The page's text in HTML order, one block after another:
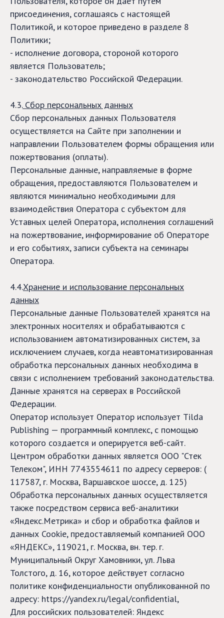
присоединения, соглашаясь с настоящей
Политикой, и которое приведено в разделе 8
Политики;
- исполнение договора, стороной которого
является Пользователь;
- законодательство Российской Федерации.
4.3.Сбор персональных данных
Сбор персональных данных Пользователя
осуществляется на Сайте при заполнении и
направлении Пользователем формы обращения или
пожертвования (оплаты).
Персональные данные, направляемые в форме
обращения, предоставляются Пользователем и
являются минимально необходимыми для
взаимодействия Оператора с субъектом для
Уставных целей Оператора, исполнения соглашений
на пожертвование, информирование об Операторе
и его событиях, записи субъекта на семинары
Оператора.
4.4.Хранение и использование персональных
данных
Персональные данные Пользователей хранятся на
электронных носителях и обрабатываются с
использованием автоматизированных систем, за
исключением случаев, когда неавтоматизированная
обработка персональных данных необходима в
связи с исполнением требований законодательства.
Данные хранятся на серверах в Российской
Федерации.
Оператор использует Оператор использует Tilda
Publishing — программный комплекс, с помощью
которого создается и оперируется веб-сайт.
Центром обработки данных является ООО "Стек
Телеком", ИНН 7743554611 по адресу серверов: (
117587, г. Москва, Варшавское шоссе, д. 125)
Обработка персональных данных осуществляется
также посредством сервиса веб-аналитики
«Яндекс.Метрика» и сбор и обработка файлов и
данных Cookie, предоставляемый компанией ООО
«ЯНДЕКС», 119021, г. Москва, вн. тер. г.
Муниципальный Округ Хамовники, ул. Льва
Толстого, д. 16, которое действует согласно
политике конфиденциальности опубликованной по
адресу: https://yandex.ru/legal/confidential,
Для российских пользователей: Яндекс